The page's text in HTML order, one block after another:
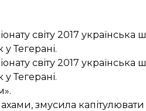
світу 2017
Тегерані.
світу 2017
Тегерані.
змусила